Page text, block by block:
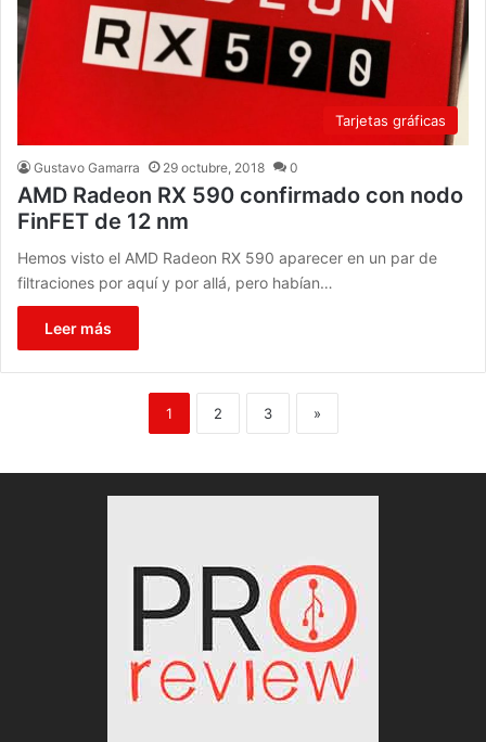
Tarjetas gráficas
Gustavo Gamarra 29 octubre, 2018 0
AMD Radeon RX 590 confirmado con nodo
FinFET de 12 nm
Hemos visto el AMD Radeon RX 590 aparecer en un par de
filtraciones por aquí y por allá, pero habían…
Leer más
1 2 3 »